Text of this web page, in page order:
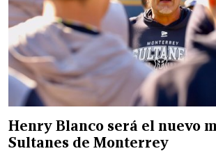
Henry Blanco será el nuevo
Sultanes de Monterrey